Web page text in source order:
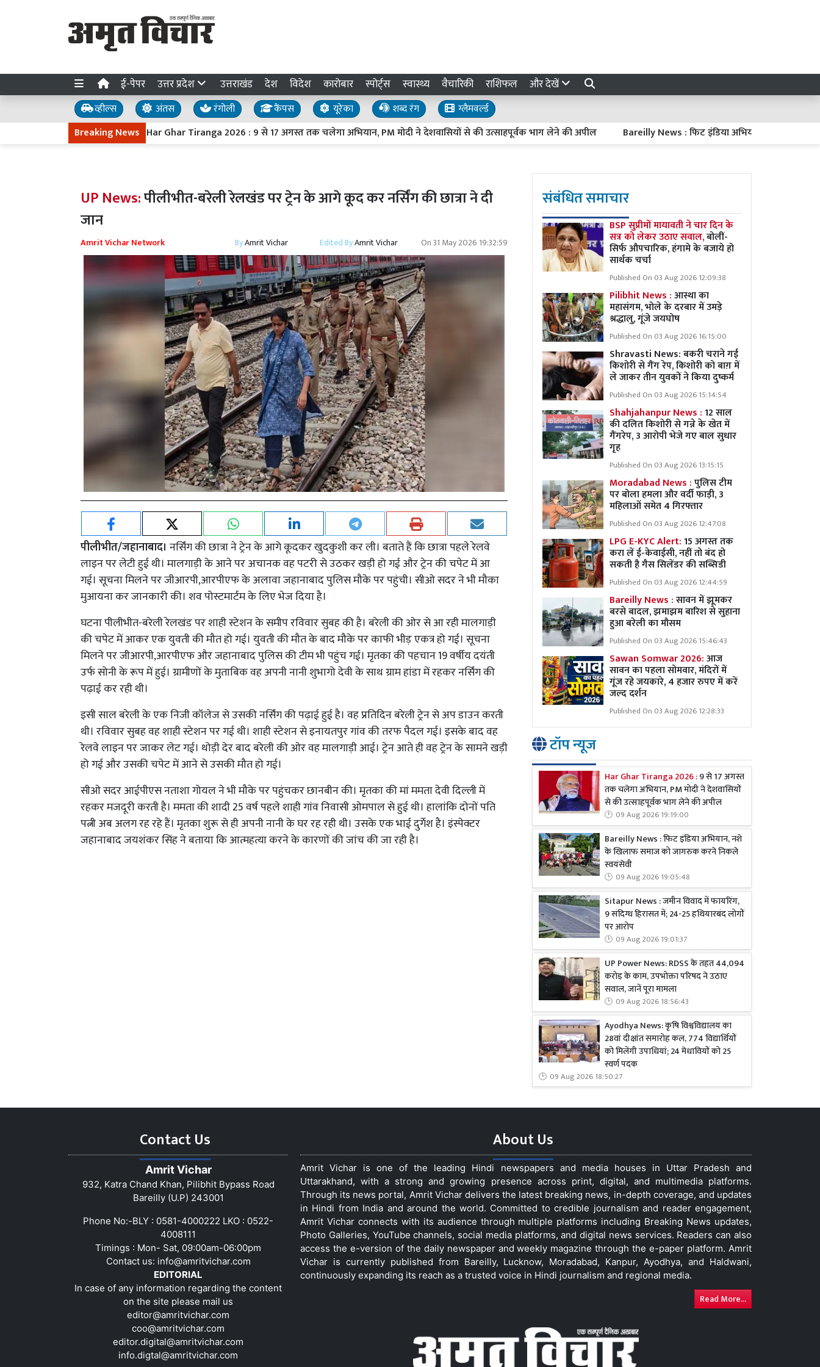
ई-पेपर उत्तर प्रदेश उत्तराखंड देश विदेश कारोबार स्पोर्ट्स स्वास्थ्य वैचारिकी राशिफल और देखें
व्हील्स अंतस रंगोली कैंपस यूरेका शब्द रंग
ग्लैमवर्ल्ड
Breaking NewsHar Ghar Tiranga 2026 : 9 से 17 अगस्त तक चलेगा अभियान, PM मोदी ने देशवासियों से की उत्साहपूर्वक भाग लेने की अपील Bareilly News : फिट इंडिया अभियान, नशे के खिलाफ
UP News:पीलीभीत-बरेली रेलखंड पर ट्रेन के आगे कूद कर नर्सिंग की छात्रा ने दी
जान
Amrit Vichar Network ByAmrit Vichar Edited ByAmrit Vichar On31 May 2026 19:32:59
पीलीभीत/जहानाबाद। नर्सिंग की छात्रा ने ट्रेन के आगे कूदकर खुदकुशी कर ली। बताते हैं कि छात्रा पहले रेलवे
लाइन पर लेटी हुई थी। मालगाड़ी के आने पर अचानक वह पटरी से उठकर खड़ी हो गई और ट्रेन की चपेट में आ
गई। सूचना मिलने पर जीआरपी,आरपीएफ के अलावा जहानाबाद पुलिस मौके पर पहुंची। सीओ सदर ने भी मौका
मुआयना कर जानकारी की। शव पोस्टमार्टम के लिए भेज दिया है।
घटना पीलीभीत-बरेली रेलखंड पर शाही स्टेशन के समीप रविवार सुबह की है। बरेली की ओर से आ रही मालगाड़ी
की चपेट में आकर एक युवती की मौत हो गई। युवती की मौत के बाद मौके पर काफी भीड़ एकत्र हो गई। सूचना
मिलने पर जीआरपी,आरपीएफ और जहानाबाद पुलिस की टीम भी पहुंच गई। मृतका की पहचान 19 वर्षीय दयंती
उर्फ सोनी के रूप में हुई। ग्रामीणों के मुताबिक वह अपनी नानी शुभागो देवी के साथ ग्राम हांडा में रहकर नर्सिंग की
पढ़ाई कर रही थी।
इसी साल बरेली के एक निजी कॉलेज से उसकी नर्सिंग की पढ़ाई हुई है। वह प्रतिदिन बरेली ट्रेन से अप डाउन करती
थी। रविवार सुबह वह शाही स्टेशन पर गई थी। शाही स्टेशन से इनायतपुर गांव की तरफ पैदल गई। इसके बाद वह
रेलवे लाइन पर जाकर लेट गई। थोड़ी देर बाद बरेली की ओर वह मालगाड़ी आई। ट्रेन आते ही वह ट्रेन के सामने खड़ी
हो गई और उसकी चपेट में आने से उसकी मौत हो गई।
सीओ सदर आईपीएस नताशा गोयल ने भी मौके पर पहुंचकर छानबीन की। मृतका की मां ममता देवी दिल्ली में
रहकर मजदूरी करती है। ममता की शादी 25 वर्ष पहले शाही गांव निवासी ओमपाल से हुई थी। हालांकि दोनों पति
पत्नी अब अलग रह रहे हैं। मृतका शुरू से ही अपनी नानी के घर रह रही थी। उसके एक भाई दुर्गेश है। इंस्पेक्टर
जहानाबाद जयशंकर सिंह ने बताया कि आत्महत्या करने के कारणों की जांच की जा रही है।
संबंधित समाचार
BSP सुप्रीमों मायावती ने चार दिन के
सत्र को लेकर उठाए सवाल,बोलीं-
सिर्फ औपचारिक, हंगामे के बजाये हो
सार्थक चर्चा
Published On 03 Aug 2026 12:09:38
Pilibhit News :आस्था का
महासंगम, भोले के दरबार में उमड़े
श्रद्धालु, गूंजे जयघोष
Published On 03 Aug 2026 16:15:00
Shravasti News: बकरी चराने गई
किशोरी से गैंग रेप, किशोरी को बाग़ में
ले जाकर तीन युवकों ने किया दुष्कर्म
Published On 03 Aug 2026 15:14:54
Shahjahanpur News :12 साल
की दलित किशोरी से गन्ने के खेत में
गैंगरेप, 3 आरोपी भेजे गए बाल सुधार
गृह
Published On 03 Aug 2026 13:15:15
Moradabad News :पुलिस टीम
पर बोला हमला और वर्दी फाड़ी, 3
महिलाओं समेत 4 गिरफ्तार
Published On 03 Aug 2026 12:47:08
LPG E-KYC Alert:15 अगस्त तक
करा लें ई-केवाईसी, नहीं तो बंद हो
सकती है गैस सिलेंडर की सब्सिडी
Published On 03 Aug 2026 12:44:59
Bareilly News :सावन में झूमकर
बरसे बादल, झमाझम बारिश से सुहाना
हुआ बरेली का मौसम
Published On 03 Aug 2026 15:46:43
Sawan Somwar 2026:आज
सावन का पहला सोमवार, मंदिरों में
गूंज रहे जयकारे, 4 हजार रुपए में करें
जल्द दर्शन
Published On 03 Aug 2026 12:28:33
टॉप न्यूज
Har Ghar Tiranga 2026 :9 से 17 अगस्त
तक चलेगा अभियान, PM मोदी ने देशवासियों
से की उत्साहपूर्वक भाग लेने की अपील
09 Aug 2026 19:19:00
Bareilly News : फिट इंडिया अभियान, नशे
के खिलाफ समाज को जागरुक करने निकले
स्वयंसेवी
09 Aug 2026 19:05:48
Sitapur News : जमीन विवाद में फायरिंग,
9 संदिग्ध हिरासत में; 24-25 हथियारबंद लोगों
पर आरोप
09 Aug 2026 19:01:37
UP Power News: RDSS के तहत 44,094
करोड़ के काम, उपभोक्ता परिषद ने उठाए
सवाल, जानें पूरा मामला
09 Aug 2026 18:56:43
Ayodhya News: कृषि विश्वविद्यालय का
28वां दीक्षांत समारोह कल, 774 विद्यार्थियों
को मिलेंगी उपाधियां; 24 मेधावियों को 25
स्वर्ण पदक
09 Aug 2026 18:50:27
Contact Us
Amrit Vichar
932, Katra Chand Khan, Pilibhit Bypass Road
Bareilly (U.P) 243001
Phone No:-BLY : 0581-4000222 LKO : 0522-
4008111
Timings : Mon- Sat, 09:00am-06:00pm
Contact us: info@amritvichar.com
EDITORIAL
In case of any information regarding the content
on the site please mail us
editor@amritvichar.com
coo@amritvichar.com
editor.digital@amritvichar.com
info.digtal@amritvichar.com
About Us
Amrit Vichar is one of the leading Hindi newspapers and media houses in Uttar Pradesh and
Uttarakhand, with a strong and growing presence across print, digital, and multimedia platforms.
Through its news portal, Amrit Vichar delivers the latest breaking news, in-depth coverage, and updates
in Hindi from India and around the world. Committed to credible journalism and reader engagement,
Amrit Vichar connects with its audience through multiple platforms including Breaking News updates,
Photo Galleries, YouTube channels, social media platforms, and digital news services. Readers can also
access the e-version of the daily newspaper and weekly magazine through the e-paper platform. Amrit
Vichar is currently published from Bareilly, Lucknow, Moradabad, Kanpur, Ayodhya, and Haldwani,
continuously expanding its reach as a trusted voice in Hindi journalism and regional media.
Read More...